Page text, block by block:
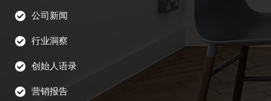
公司新闻
行业洞察
创始人语录
营销报告